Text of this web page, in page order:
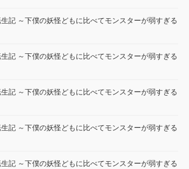
記 ～下僕の妖怪どもに比べてモンスターが弱すぎる
記 ～下僕の妖怪どもに比べてモンスターが弱すぎる
記 ～下僕の妖怪どもに比べてモンスターが弱すぎる
記 ～下僕の妖怪どもに比べてモンスターが弱すぎる
記 ～下僕の妖怪どもに比べてモンスターが弱すぎる